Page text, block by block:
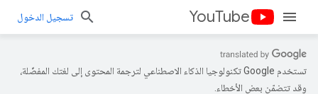
YouTube تسجيل الدخول
تستخدم Google تكنولوجيا الذكاء الاصطناعي لترجمة المحتوى إلى لغتك المفضّلة،
وقد تتضمّن بعض الأخطاء.